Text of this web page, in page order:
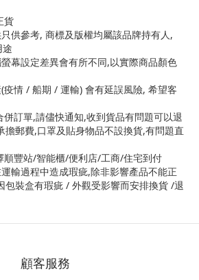
貨
供參考, 商標及版權均屬該品牌持有人,
幕設定差異會有所不同,以實際商品顏色
疫情 / 船期 / 運輸) 會有延誤風險, 希望客
訂單,請儘快通知,收到貨品有問題可以退
擔郵費,口罩及貼身物品不設換貨,有問題直
順豐站/智能櫃/便利店/工商/住宅到付
輸過程中造成瑕疵,除非影響產品不能正
包裝盒有瑕疵 / 外觀受影響而安排換貨 /退
顧客服務